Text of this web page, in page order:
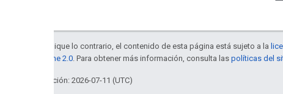
Salvo que se indique lo contrario, el contenido de esta página está sujeto a la
licencia Apache 2.0. Para obtener más información, consulta las políticas del
Última actualización: 2026-07-11 (UTC)